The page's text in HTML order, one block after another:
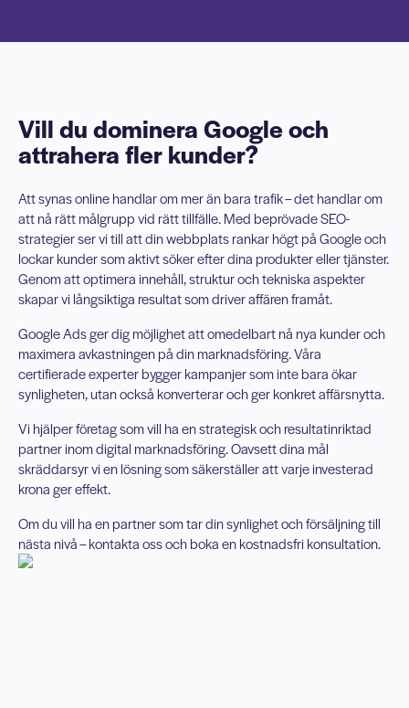
Vill du dominera Google och
attrahera fler kunder?
Att synas online handlar om mer än bara trafik – det handlar om
att nå rätt målgrupp vid rätt tillfälle. Med beprövade SEO-
strategier ser vi till att din webbplats rankar högt på Google och
lockar kunder som aktivt söker efter dina produkter eller tjänster.
Genom att optimera innehåll, struktur och tekniska aspekter
skapar vi långsiktiga resultat som driver affären framåt.
Google Ads ger dig möjlighet att omedelbart nå nya kunder och
maximera avkastningen på din marknadsföring. Våra
certifierade experter bygger kampanjer som inte bara ökar
synligheten, utan också konverterar och ger konkret affärsnytta.
Vi hjälper företag som vill ha en strategisk och resultatinriktad
partner inom digital marknadsföring. Oavsett dina mål
skräddarsyr vi en lösning som säkerställer att varje investerad
krona ger effekt.
Om du vill ha en partner som tar din synlighet och försäljning till
nästa nivå – kontakta oss och boka en kostnadsfri konsultation.